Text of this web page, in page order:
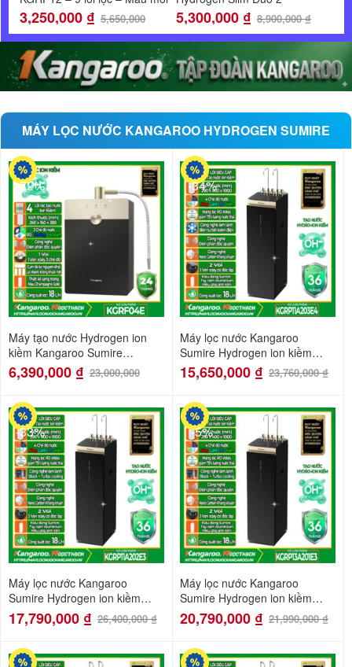
2026
3,250,000 ₫ 5,650,000
KG100HD2
5,300,000 ₫ 8,900,000₫
MÁY LỌC NƯỚC KANGAROO HYDROGEN SUMIRE
-72%
Máy tạo nước Hydrogen ion
kiềm Kangaroo Sumire
KGRF04E
6,390,000 ₫ 23,000,000
-34%
Máy lọc nước Kangaroo
Sumire Hydrogen ion kiềm
nóng lạnh KGRP11A203E4
15,650,000 ₫ 23,760,000₫
-33%
Máy lọc nước Kangaroo
Sumire Hydrogen ion kiềm
nóng lạnh KGRP11A202E3
17,790,000 ₫ 26,400,000₫
-5%
Máy lọc nước Kangaroo
Sumire Hydrogen ion kiềm
nóng lạnh KGRP13A201E3
20,790,000 ₫ 21,990,000₫